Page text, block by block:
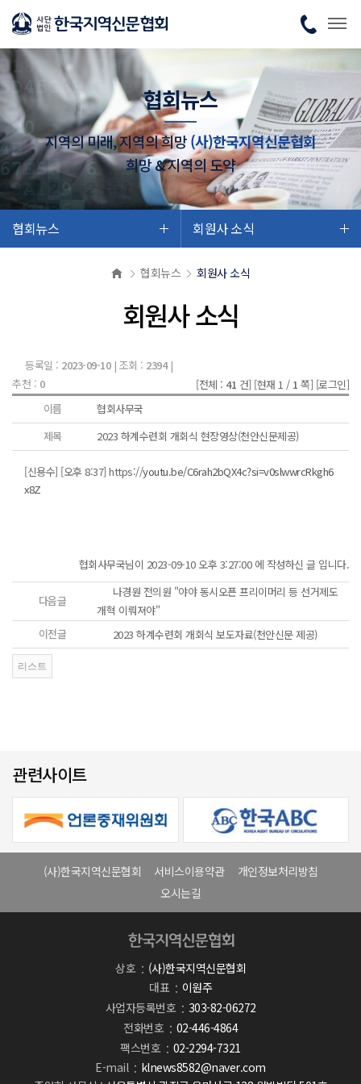
협회뉴스
지역의 미래, 지역의 희망(사)한국지역신문협회
희망 & 지역의 도약
협회뉴스 회원사 소식
협회뉴스 회원사 소식
회원사 소식
등록일 : 2023-09-10| 조회 : 2394|
추천 : 0 [전체 : 41 건] [현재 1 / 1 쪽] [로그인]
이름
협회사무국
제목
2023 하계수련회 개회식 현장영상(천안신문제공)
[신용수] [오후 8:37] https://youtu.be/C6rah2bQX4c?si=v0slwwrcRkgh6
x8Z
협회사무국님이 2023-09-10 오후 3:27:00 에 작성하신 글 입니다.
다음글
나경원 전의원 "야야 동시오픈 프리이머리 등 선거제도
개혁 이뤄져야"
이전글
2023 하계수련회 개회식 보도자료(천안신문 제공)
관련사이트
(사)한국지역신문협회 서비스이용약관
개인정보처리방침
오시는길
상호
(사)한국지역신문협회
대표
이원주
사업자등록번호
303-82-06272
전화번호
02-446-4864
팩스번호
02-2294-7321
E-mail
klnews8582@naver.com